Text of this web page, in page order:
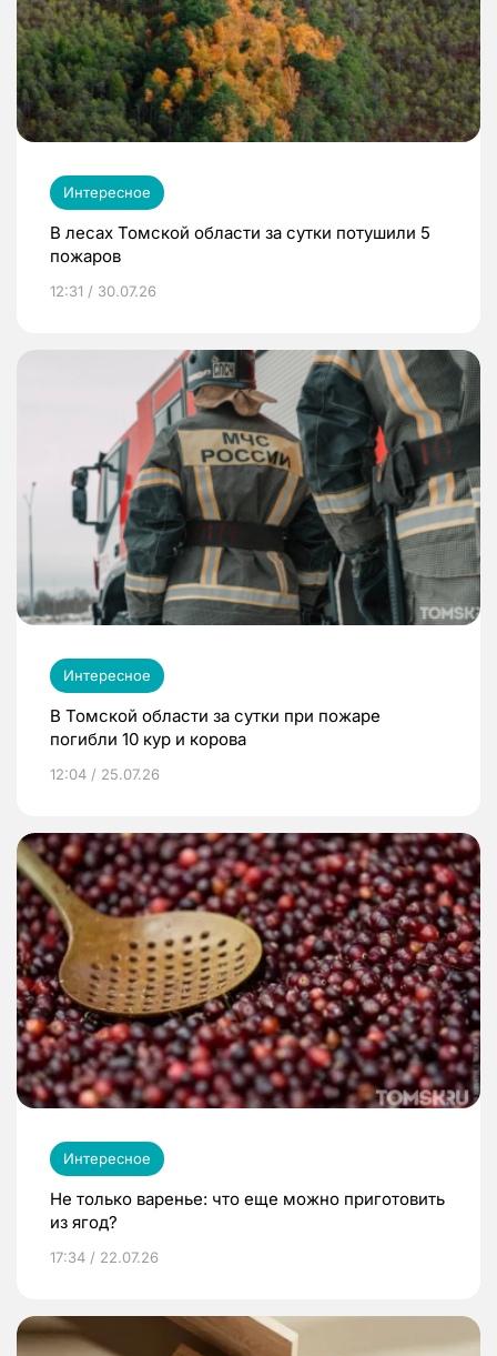
Интересное
В лесах Томской области за сутки потушили 5
пожаров
12:31 / 30.07.26
Интересное
В Томской области за сутки при пожаре
погибли 10 кур и корова
12:04 / 25.07.26
Интересное
Не только варенье: что еще можно приготовить
из ягод?
17:34 / 22.07.26